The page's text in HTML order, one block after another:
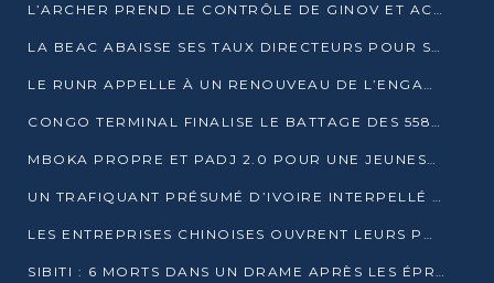
L’ARCHER PREND LE CONTRÔLE DE GINOV ET ACCÉLÈRE SON VIRAGE NUMÉRIQUE
LA BEAC ABAISSE SES TAUX DIRECTEURS POUR SOUTENIR LA CROISSANCE EN ZONE CEMAC
LE RUNR APPELLE À UN RENOUVEAU DE L’ENGAGEMENT MILITANT
CONGO TERMINAL FINALISE LE BATTAGE DES 558 PIEUX DU FUTUR QUAI DU MÔLE EST
MBOKA PROPRE ET PADJ 2.0 POUR UNE JEUNESSE PLUS AUTONOME
UN TRAFIQUANT PRÉSUMÉ D’IVOIRE INTERPELLÉ À DOLISIE
LES ENTREPRISES CHINOISES OUVRENT LEURS PORTES AUX JEUNES DIPLÔMÉS
SIBITI : 6 MORTS DANS UN DRAME APRÈS LES ÉPREUVES DU BEPC